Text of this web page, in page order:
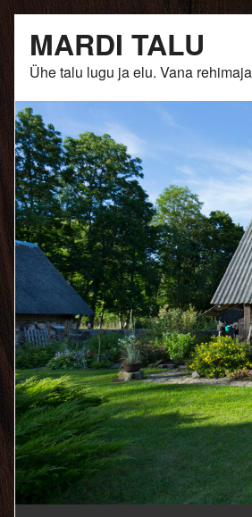
content
MARDI TALU
Ühe talu lugu ja elu. Vana